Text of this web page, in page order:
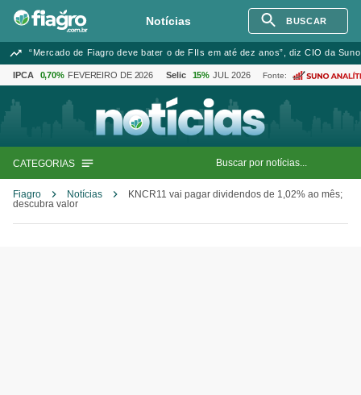
Notícias BUSCAR
“Mercado de Fiagro deve bater o de FIIs em até dez anos”, diz CIO da
IPCA 0,70% FEVEREIRO DE 2026 Selic 15% JUL 2026 Fonte:
CATEGORIAS
Fiagro Notícias
KNCR11 vai pagar dividendos de 1,02% ao mês;
descubra valor